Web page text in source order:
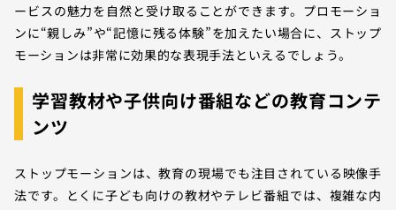
ービスの魅力を自然と受け取ることができます。プロモーショ
ンに“親しみ”や“記憶に残る体験”を加えたい場合に、ストップ
モーションは非常に効果的な表現手法といえるでしょう。
学習教材や子供向け番組などの教育コンテ
ンツ
ストップモーションは、教育の現場でも注目されている映像手
法です。とくに子ども向けの教材やテレビ番組では、複雑な内